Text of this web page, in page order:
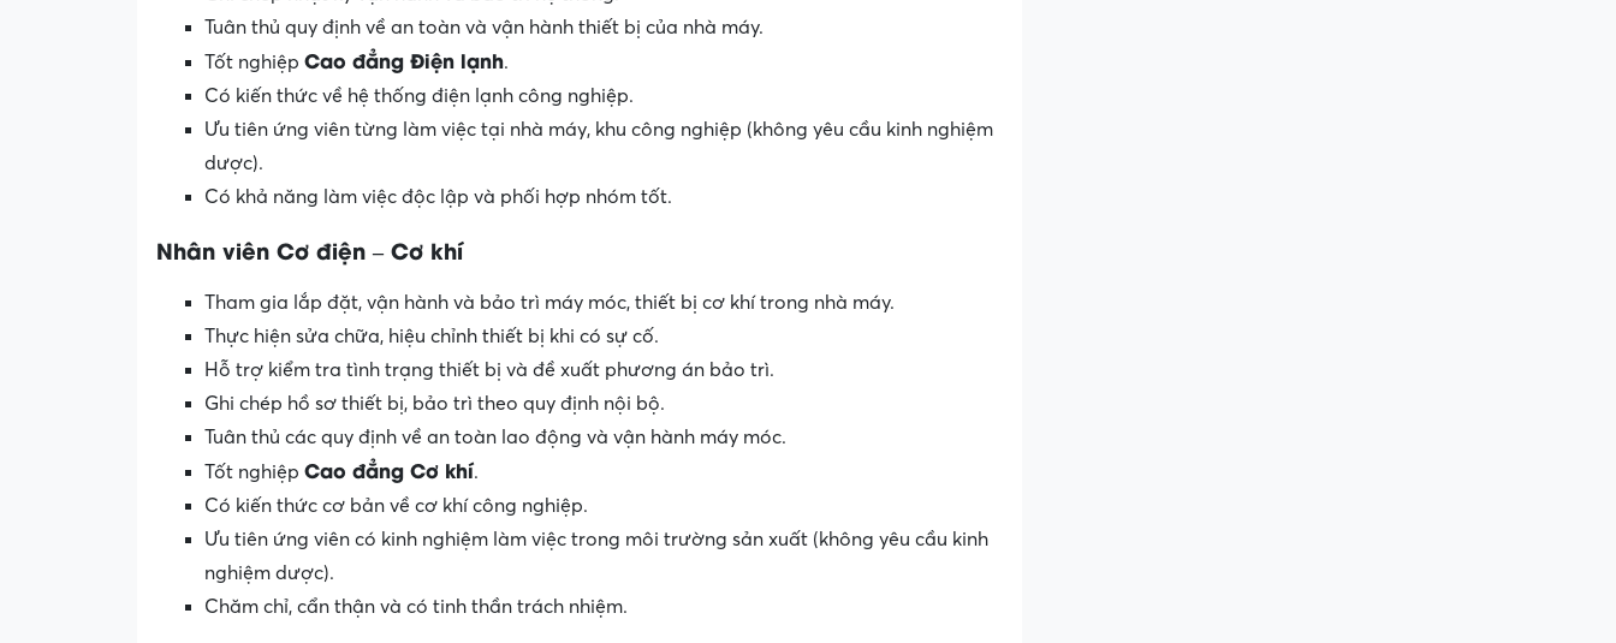
Tuân thủ quy định về an toàn và vận hành thiết bị của nhà máy.
Tốt nghiệp Cao đẳng Điện lạnh.
Có kiến thức về hệ thống điện lạnh công nghiệp.
Ưu tiên ứng viên từng làm việc tại nhà máy, khu công nghiệp (không yêu cầu kinh nghiệm
dược).
Có khả năng làm việc độc lập và phối hợp nhóm tốt.
Nhân viên Cơ điện – Cơ khí
Tham gia lắp đặt, vận hành và bảo trì máy móc, thiết bị cơ khí trong nhà máy.
Thực hiện sửa chữa, hiệu chỉnh thiết bị khi có sự cố.
Hỗ trợ kiểm tra tình trạng thiết bị và đề xuất phương án bảo trì.
Ghi chép hồ sơ thiết bị, bảo trì theo quy định nội bộ.
Tuân thủ các quy định về an toàn lao động và vận hành máy móc.
Tốt nghiệp Cao đẳng Cơ khí.
Có kiến thức cơ bản về cơ khí công nghiệp.
Ưu tiên ứng viên có kinh nghiệm làm việc trong môi trường sản xuất (không yêu cầu kinh
nghiệm dược).
Chăm chỉ, cẩn thận và có tinh thần trách nhiệm.